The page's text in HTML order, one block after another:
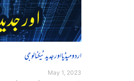
اردو میڈیا اور جدید ٹیکنالوجی
May 1, 2023